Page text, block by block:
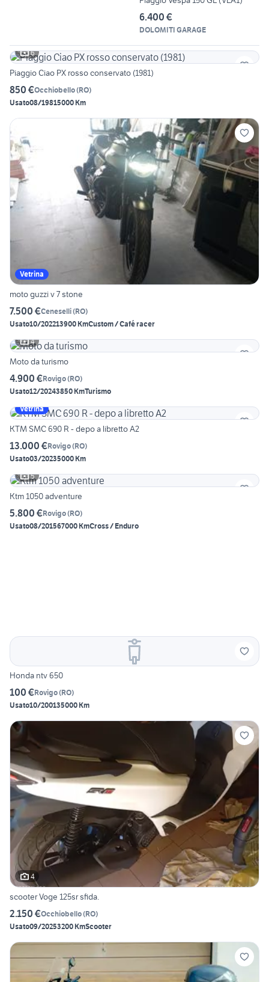
6.400 €
DOLOMITI GARAGE
6
Piaggio Ciao PX rosso conservato (1981)
850 €Occhiobello(RO)
Usato08/19815000 Km
Vetrina
moto guzzi v 7 stone
7.500 €Ceneselli(RO)
Usato10/202213900 KmCustom / Café racer
4
Moto da turismo
4.900 €Rovigo(RO)
Usato12/20243850 KmTurismo
Vetrina
KTM SMC 690 R - depo a libretto A2
13.000 €Rovigo(RO)
Usato03/20235000 Km
5
Ktm 1050 adventure
5.800 €Rovigo(RO)
Usato08/201567000 KmCross / Enduro
Honda ntv 650
100 €Rovigo(RO)
Usato10/200135000 Km
4
scooter Voge 125sr sfida.
2.150 €Occhiobello(RO)
Usato09/20253200 KmScooter